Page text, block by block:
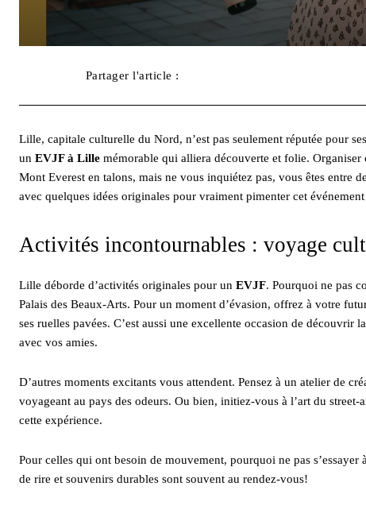
Partager l'article :
Lille, capitale culturelle du Nord, n’est pas seulement réputée pour
un EVJF à Lille mémorable qui alliera découverte et folie. Organiser
Mont Everest en talons, mais ne vous inquiétez pas, vous êtes entre
avec quelques idées originales pour vraiment pimenter cet
Activités incontournables : voyage
Lille déborde d’activités originales pour un EVJF. Pourquoi ne pas
Palais des Beaux-Arts. Pour un moment d’évasion, offrez à votre
ses ruelles pavées. C’est aussi une excellente occasion de découvrir
avec vos amies.
D’autres moments excitants vous attendent. Pensez à un atelier de
voyageant au pays des odeurs. Ou bien, initiez-vous à l’art du
cette expérience.
Pour celles qui ont besoin de mouvement, pourquoi ne pas
de rire et souvenirs durables sont souvent au rendez-vous!